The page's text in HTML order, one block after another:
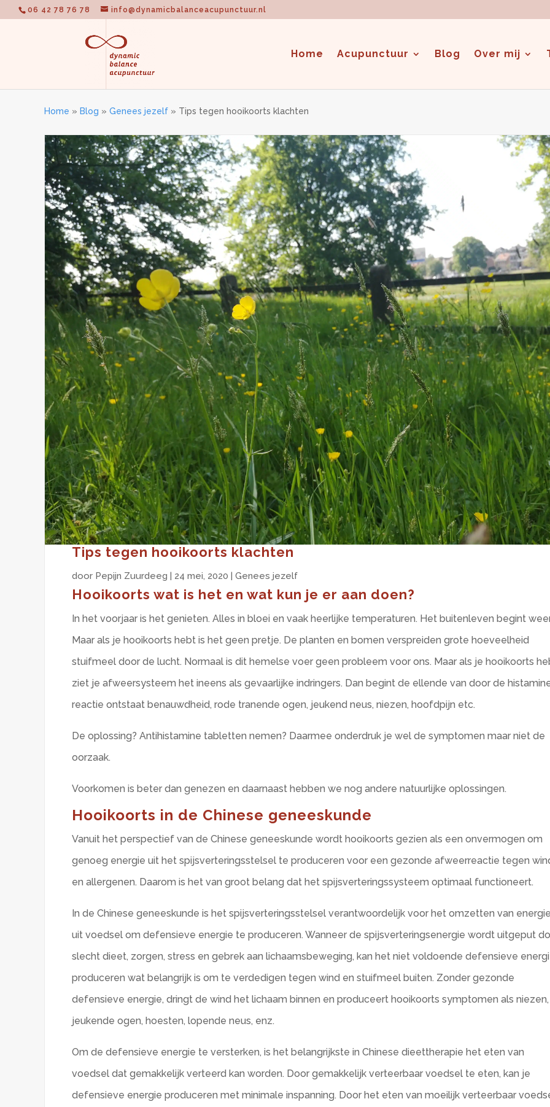
06 42 78 76 78 info@dynamicbalanceacupunctuur.nl
Home Acupunctuur Blog Over mij
Home » Blog » Genees jezelf » Tips tegen hooikoorts klachten
Tips tegen hooikoorts klachten
door Pepijn Zuurdeeg | 24 mei, 2020 |Genees jezelf
Hooikoorts wat is het en wat kun je er aan doen?
In het voorjaar is het genieten. Alles in bloei en vaak heerlijke temperaturen. Het buitenleven begint
Maar als je hooikoorts hebt is het geen pretje. De planten en bomen verspreiden grote hoeveelheid
stuifmeel door de lucht. Normaal is dit hemelse voer geen probleem voor ons. Maar als je hooikoorts
ziet je afweersysteem het ineens als gevaarlijke indringers. Dan begint de ellende van door de
reactie ontstaat benauwdheid, rode tranende ogen, jeukend neus, niezen, hoofdpijn etc.
De oplossing? Antihistamine tabletten nemen? Daarmee onderdruk je wel de symptomen maar niet de
oorzaak.
Voorkomen is beter dan genezen en daarnaast hebben we nog andere natuurlijke oplossingen.
Hooikoorts in de Chinese geneeskunde
Vanuit het perspectief van de Chinese geneeskunde wordt hooikoorts gezien als een onvermogen om
genoeg energie uit het spijsverteringsstelsel te produceren voor een gezonde afweerreactie tegen
en allergenen. Daarom is het van groot belang dat het spijsverteringssysteem optimaal functioneert.
In de Chinese geneeskunde is het spijsverteringsstelsel verantwoordelijk voor het omzetten van
uit voedsel om defensieve energie te produceren. Wanneer de spijsverteringsenergie wordt uitgeput
slecht dieet, zorgen, stress en gebrek aan lichaamsbeweging, kan het niet voldoende defensieve
produceren wat belangrijk is om te verdedigen tegen wind en stuifmeel buiten. Zonder gezonde
defensieve energie, dringt de wind het lichaam binnen en produceert hooikoorts symptomen als niezen,
jeukende ogen, hoesten, lopende neus, enz.
Om de defensieve energie te versterken, is het belangrijkste in Chinese dieettherapie het eten van
voedsel dat gemakkelijk verteerd kan worden. Door gemakkelijk verteerbaar voedsel te eten, kan je
defensieve energie produceren met minimale inspanning. Door het eten van moeilijk verteerbaar